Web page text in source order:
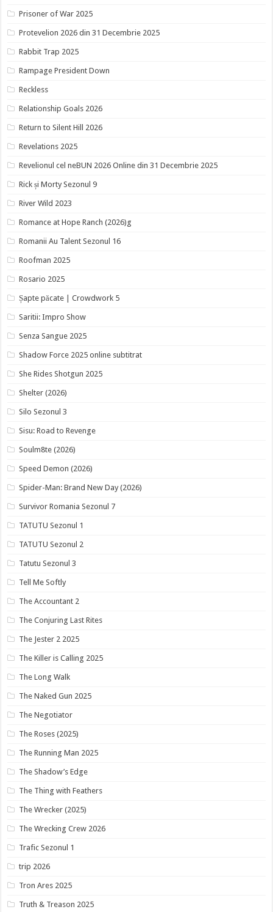
Prisoner of War 2025
Protevelion 2026 din 31 Decembrie 2025
Rabbit Trap 2025
Rampage President Down
Reckless
Relationship Goals 2026
Return to Silent Hill 2026
Revelations 2025
Revelionul cel neBUN 2026 Online din 31 Decembrie 2025
Rick și Morty Sezonul 9
River Wild 2023
Romance at Hope Ranch (2026)g
Romanii Au Talent Sezonul 16
Roofman 2025
Rosario 2025
Șapte păcate | Crowdwork 5
Saritii: Impro Show
Senza Sangue 2025
Shadow Force 2025 online subtitrat
She Rides Shotgun 2025
Shelter (2026)
Silo Sezonul 3
Sisu: Road to Revenge
Soulm8te (2026)
Speed Demon (2026)
Spider-Man: Brand New Day (2026)
Survivor Romania Sezonul 7
TATUTU Sezonul 1
TATUTU Sezonul 2
Tatutu Sezonul 3
Tell Me Softly
The Accountant 2
The Conjuring Last Rites
The Jester 2 2025
The Killer is Calling 2025
The Long Walk
The Naked Gun 2025
The Negotiator
The Roses (2025)
The Running Man 2025
The Shadow’s Edge
The Thing with Feathers
The Wrecker (2025)
The Wrecking Crew 2026
Trafic Sezonul 1
trip 2026
Tron Ares 2025
Truth & Treason 2025